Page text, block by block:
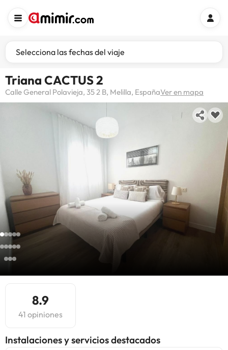
Selecciona las fechas del viaje
Triana CACTUS 2
Calle General Polavieja, 35 2 B, Melilla, EspañaVer en mapa
8.9
41 opiniones
Instalaciones y servicios destacados